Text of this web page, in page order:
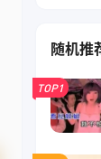
随机推
TOP1